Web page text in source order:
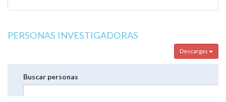
PERSONAS INVESTIGADORAS
Descargas
Buscar personas